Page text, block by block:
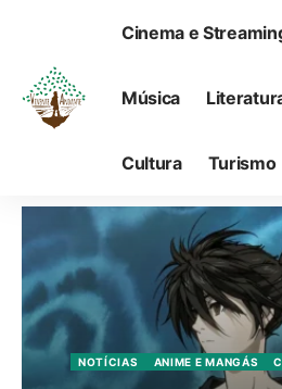
Cinema e
Música
Cultura Turismo
NOTÍCIAS ANIME E MANGÁS